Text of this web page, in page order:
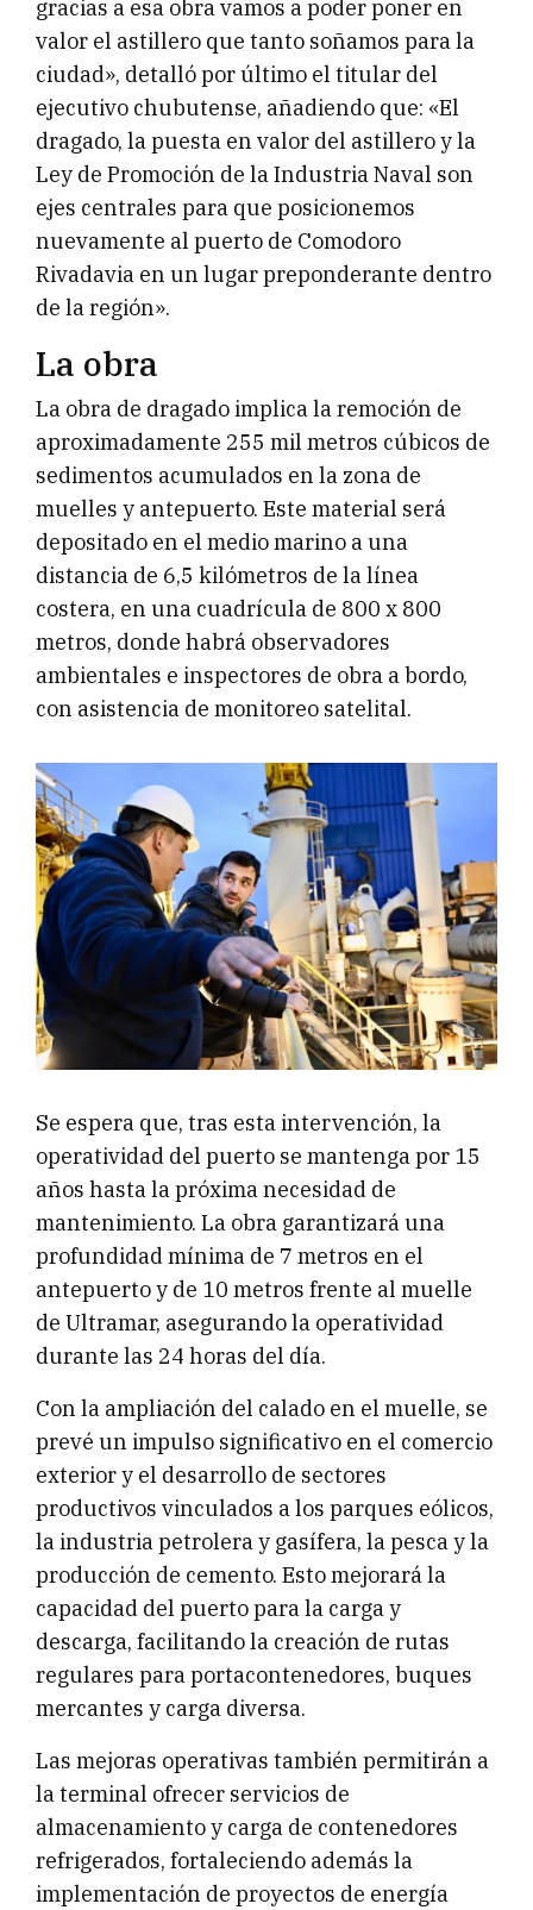
gracias a esa obra vamos a poder poner en
valor el astillero que tanto soñamos para la
ciudad», detalló por último el titular del
ejecutivo chubutense, añadiendo que: «El
dragado, la puesta en valor del astillero y la
Ley de Promoción de la Industria Naval son
ejes centrales para que posicionemos
nuevamente al puerto de Comodoro
Rivadavia en un lugar preponderante dentro
de la región».
La obra
La obra de dragado implica la remoción de
aproximadamente 255 mil metros cúbicos de
sedimentos acumulados en la zona de
muelles y antepuerto. Este material será
depositado en el medio marino a una
distancia de 6,5 kilómetros de la línea
costera, en una cuadrícula de 800 x 800
metros, donde habrá observadores
ambientales e inspectores de obra a bordo,
con asistencia de monitoreo satelital.
Se espera que, tras esta intervención, la
operatividad del puerto se mantenga por 15
años hasta la próxima necesidad de
mantenimiento. La obra garantizará una
profundidad mínima de 7 metros en el
antepuerto y de 10 metros frente al muelle
de Ultramar, asegurando la operatividad
durante las 24 horas del día.
Con la ampliación del calado en el muelle, se
prevé un impulso significativo en el comercio
exterior y el desarrollo de sectores
productivos vinculados a los parques eólicos,
la industria petrolera y gasífera, la pesca y la
producción de cemento. Esto mejorará la
capacidad del puerto para la carga y
descarga, facilitando la creación de rutas
regulares para portacontenedores, buques
mercantes y carga diversa.
Las mejoras operativas también permitirán a
la terminal ofrecer servicios de
almacenamiento y carga de contenedores
refrigerados, fortaleciendo además la
implementación de proyectos de energía